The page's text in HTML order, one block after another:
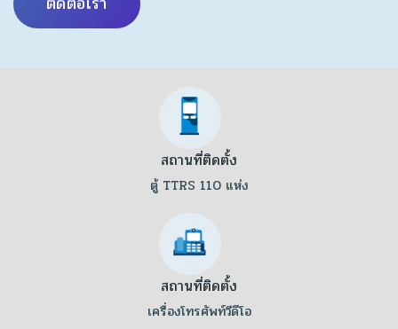
สถานที่ติดตั้ง
ตู้ TTRS 110 แห่ง
สถานที่ติดตั้ง
เครื่องโทรศัพท์วีดีโอ